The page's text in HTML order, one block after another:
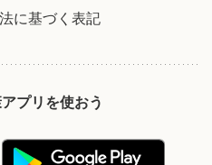
に基づく表記
プリを使おう